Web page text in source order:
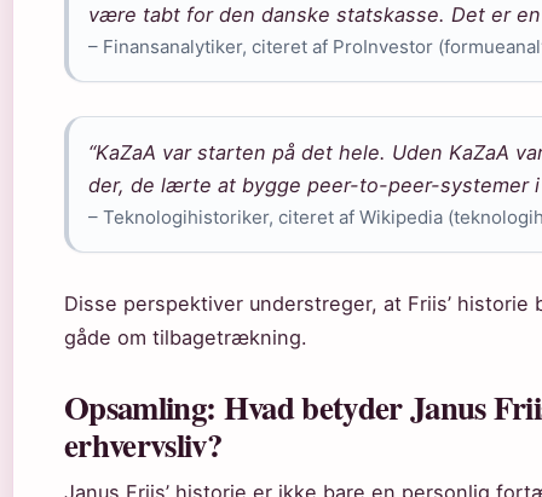
være tabt for den danske statskasse. Det er
– Finansanalytiker, citeret af ProInvestor
“KaZaA var starten på det hele. Uden KaZaA
der, de lærte at bygge peer-to-peer-systemer i
– Teknologihistoriker, citeret af Wikipedia
Disse perspektiver understreger, at Friis’
gåde om tilbagetrækning.
Opsamling: Hvad betyder Janus
erhvervsliv?
Janus Friis’ historie er ikke bare en personlig